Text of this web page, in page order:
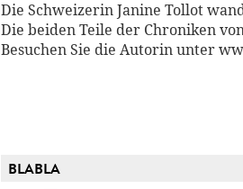
Die Schweizerin Janine Tollot
Die beiden Teile der Chroniken
Besuchen Sie die Autorin unter
BLABLA